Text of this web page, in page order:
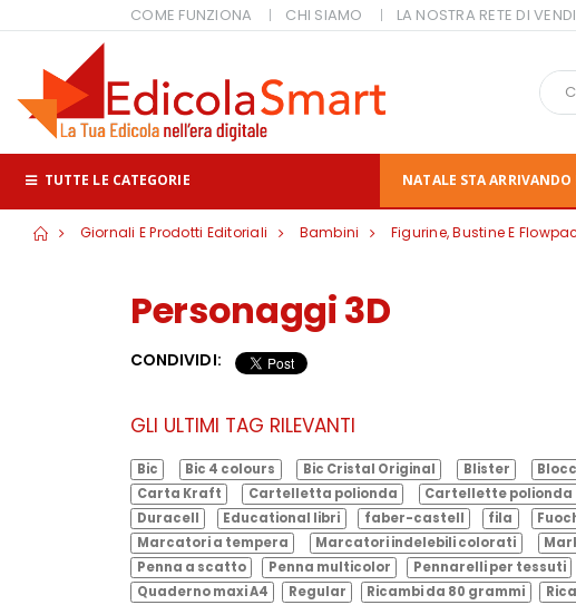
COME FUNZIONA CHI SIAMO LA NOSTRA RETE DI
TUTTE LE CATEGORIE NATALE STA
Giornali E Prodotti Editoriali Bambini Figurine, Bustine E
Personaggi 3D
CONDIVIDI:
GLI ULTIMI TAG RILEVANTI
Bic Bic 4 colours Bic Cristal Original Blister
Carta Kraft
Cartelletta polionda Cartellette polionda
Duracell
Educational libri faber-castell fila
Marcatori a tempera
Marcatori indelebili colorati
Penna a scatto
Penna multicolor Pennarelli per tessuti
Quaderno maxi A4
Regular Ricambi da 80 grammi